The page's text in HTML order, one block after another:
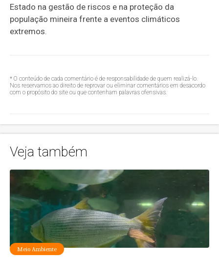
Estado na gestão de riscos e na proteção da
população mineira frente a eventos climáticos
extremos.
* O conteúdo de cada comentário é de responsabilidade de quem realizá-lo.
Nos reservamos ao direito de reprovar ou eliminar comentários em desacordo
com o propósito do site ou que contenham palavras ofensivas.
Veja também
Meio Ambiente